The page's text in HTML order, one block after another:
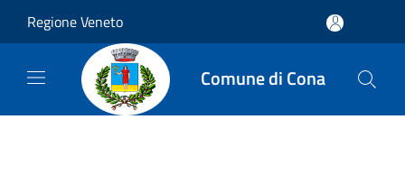
Regione Veneto
Comune di Cona